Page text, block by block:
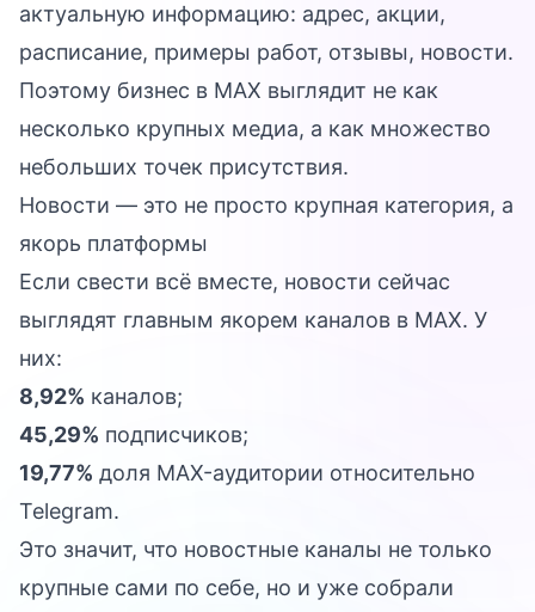
актуальную информацию: адрес, акции,
расписание, примеры работ, отзывы, новости.
Поэтому бизнес в MAX выглядит не как
несколько крупных медиа, а как множество
небольших точек присутствия.
Новости — это не просто крупная категория, а
якорь платформы
Если свести всё вместе, новости сейчас
выглядят главным якорем каналов в MAX. У
них:
8,92% каналов;
45,29% подписчиков;
19,77% доля MAX-аудитории относительно
Telegram.
Это значит, что новостные каналы не только
крупные сами по себе, но и уже собрали